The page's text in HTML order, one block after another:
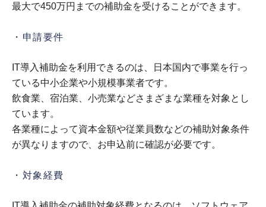
最大で450万円までの補助金を受けることができます。
・申請要件
IT導入補助金を利用できるのは、日本国内で事業を行っ
ている中小企業や小規模事業者です。
飲食業、宿泊業、小売業などさまざまな業種を対象とし
ています。
各業種によって資本金額や従業員数などの補助対象条件
が異なりますので、お申込前に確認が必要です。
・対象経費